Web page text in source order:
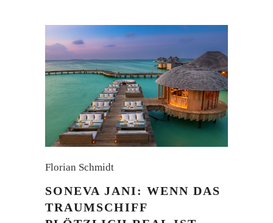
Florian Schmidt
SONEVA JANI: WENN DAS
TRAUMSCHIFF